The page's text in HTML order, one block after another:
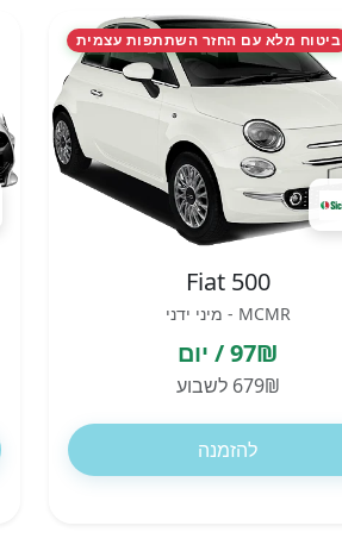
ביטוח מלא עם החזר השתתפות עצמית
Fiat 500
MCMR - מיני ידני
97₪ / יום
679₪ לשבוע
להזמנה